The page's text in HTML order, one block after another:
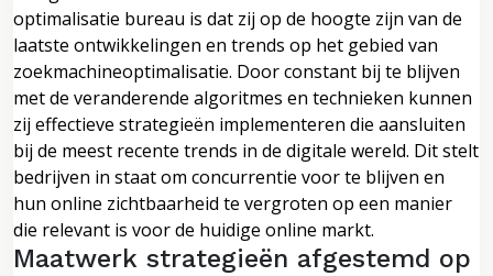
optimalisatie bureau is dat zij op de hoogte zijn van de
laatste ontwikkelingen en trends op het gebied van
zoekmachineoptimalisatie. Door constant bij te blijven
met de veranderende algoritmes en technieken kunnen
zij effectieve strategieën implementeren die aansluiten
bij de meest recente trends in de digitale wereld. Dit stelt
bedrijven in staat om concurrentie voor te blijven en
hun online zichtbaarheid te vergroten op een manier
die relevant is voor de huidige online markt.
Maatwerk strategieën afgestemd op